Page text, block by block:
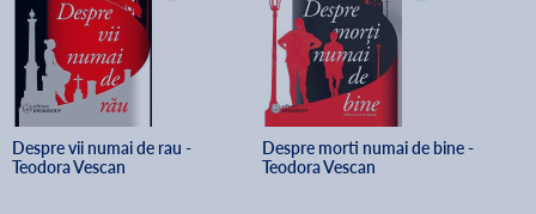
Despre vii numai de rau -
Teodora Vescan
Despre morti numai de bine -
Teodora Vescan